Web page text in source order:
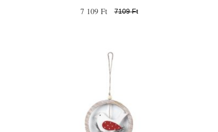
7 109 Ft 7109 Ft